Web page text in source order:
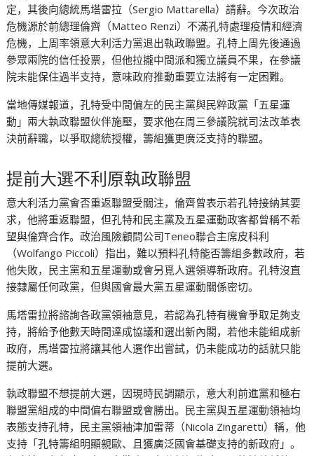
定，其後向總統馬塔雷拉（Sergio Mattarella）請辭。今次政治
危機源於前總理倫齊（Matteo Renzi）不滿孔特處理疫情和經濟
危機，上周率領意大利活力黨退出執政聯盟。孔特上周先後通過
參眾兩院的信任投票，但他拉攏中間派和獨立議員不果，在參議
院未能保住過半支持，意味政府推動重要立法將有一定困難。
當地傳媒報道，孔特受中間偏左的民主黨與民粹政黨「五星運
動」兩大執政聯盟伙伴施壓，要求他在周三參議院就司法改革表
決前辭職，以爭取總統授權，籌組獲更廣泛支持的聯盟。
提前大選不利原執政聯盟
意大利活力黨會否重返聯盟受關注，倫齊曾表示若孔特接納其要
求，他將重返聯盟，但孔特和民主黨及五星運動政客都曾稱不希
望與倫齊合作。政治風險顧問公司Teneo聯合主席皮科利
（Wolfango Piccoli）指出，難以預料孔特能否籌組多數政府，若
他失敗，民主黨和五星運動或會另覓人選領導新政府。孔特沒直
接隸屬任何政黨，但與國會最大黨五星運動關係密切。
馬塔雷拉將諮詢各政黨領袖意見，若認為孔特有機會爭取足夠支
持，將給予他數天時間達成協議和選出新內閣，若他未能組成新
政府，馬塔雷拉將讓其他人選作出嘗試，仍未能成功的話就只能
提前大選。
執政聯盟不想提前大選，因現時民調顯示，意大利前進黨和極右
聯盟黨組成的中間偏右聯盟或會勝出。民主黨與五星運動領袖均
表態支持孔特，民主黨領袖津加雷蒂（Nicola Zingaretti）稱，他
支持「孔特籌組明顯親歐、且獲廣泛國會基礎支持的新政府」。